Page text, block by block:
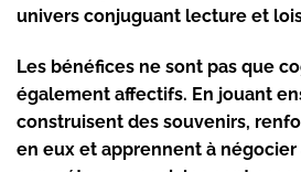
univers conjuguant lecture et
Les bénéfices ne sont pas que
également affectifs. En jouant
construisent des souvenirs,
en eux et apprennent à négocier